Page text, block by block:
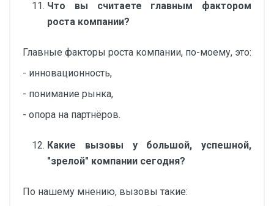
Что вы считаете главным фактором
роста компании?
Главные факторы роста компании, по-моему, это:
- инновационность,
- понимание рынка,
- опора на партнёров.
Какие вызовы у большой, успешной,
"зрелой" компании сегодня?
По нашему мнению, вызовы такие: